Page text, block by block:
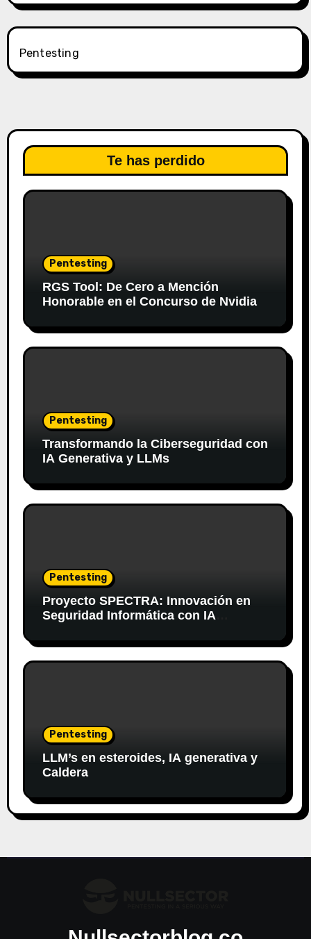
Pentesting
Te has perdido
Pentesting
RGS Tool: De Cero a Mención
Honorable en el Concurso de Nvidia
Pentesting
Transformando la Ciberseguridad con
IA Generativa y LLMs
Pentesting
Proyecto SPECTRA: Innovación en
Seguridad Informática con IA
Pentesting
LLM’s en esteroides, IA generativa y
Caldera